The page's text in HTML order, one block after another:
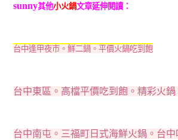
sunny其他小火鍋文章延伸閱讀：
台中逢甲夜市。鮮二鍋。平價火鍋吃到飽
台中東區。高檔平價吃到飽。精彩火鍋
台中南屯。三福町日式海鮮火鍋。台